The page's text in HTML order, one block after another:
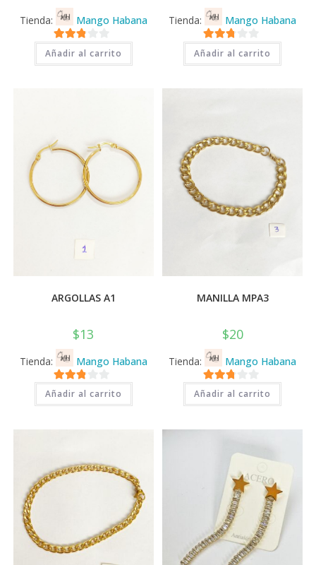
Tienda: Mango Habana
2.71
de 5
Añadir al carrito
Tienda: Mango Habana
2.71
de 5
Añadir al carrito
ARGOLLAS A1
$13
Tienda: Mango Habana
2.71
de 5
Añadir al carrito
MANILLA MPA3
$20
Tienda: Mango Habana
2.71
de 5
Añadir al carrito